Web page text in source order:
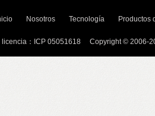
Nosotros Tecnología Productos
licencia：ICP 05051618 Copyright © 2006-